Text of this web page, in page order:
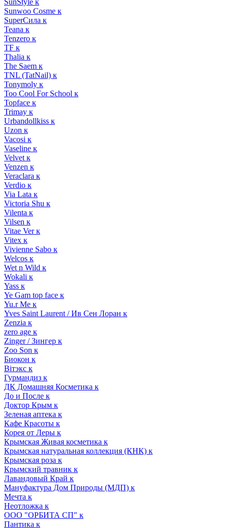
SunStyle к
Sunwoo Cosme к
SuperСила к
Teana к
Tenzero к
TF к
Thalia к
The Saem к
TNL (TatNail) к
Tonymoly к
Too Cool For School к
Topface к
Trimay к
Urbandollkiss к
Uzon к
Vacosi к
Vaseline к
Velvet к
Venzen к
Veraclara к
Verdio к
Via Lata к
Victoria Shu к
Vilenta к
Vilsen к
Vitae Ver к
Vitex к
Vivienne Sabo к
Welcos к
Wet n Wild к
Wokali к
Yass к
Ye Gam top face к
Yu.r Me к
Yves Saint Laurent / Ив Сен Лоран к
Zenzia к
zero age к
Zinger / Зингер к
Zoo Son к
Биокон к
Вiтэкс к
Гурмандиз к
ДК Домашняя Косметика к
До и После к
Доктор Крым к
Зеленая аптека к
Кафе Красоты к
Корея от Леры к
Крымская Живая косметика к
Крымская натуральная коллекция (КНК) к
Крымская роза к
Крымский травник к
Лавандовый Край к
Мануфактура Дом Природы (МДП) к
Мечта к
Неотложка к
ООО "ОРБИТА СП" к
Пантика к